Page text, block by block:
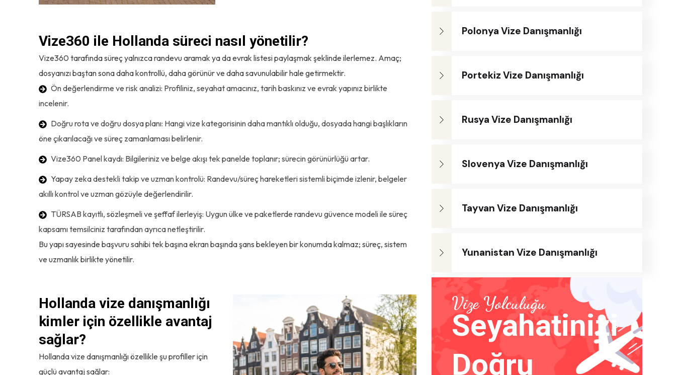
Vize360 ile Hollanda süreci nasıl yönetilir?
Vize360 tarafında süreç yalnızca randevu aramak ya da evrak listesi paylaşmak şeklinde ilerlemez. Amaç;
dosyanızı baştan sona daha kontrollü, daha görünür ve daha savunulabilir hale getirmektir.
Ön değerlendirme ve risk analizi: Profiliniz, seyahat amacınız, tarih baskınız ve evrak yapınız birlikte
incelenir.
Doğru rota ve doğru dosya planı: Hangi vize kategorisinin daha mantıklı olduğu, dosyada hangi başlıkların
öne çıkarılacağı ve süreç zamanlaması belirlenir.
Vize360 Panel kaydı: Bilgileriniz ve belge akışı tek panelde toplanır; sürecin görünürlüğü artar.
Yapay zeka destekli takip ve uzman kontrolü: Randevu/süreç hareketleri sistemli biçimde izlenir, belgeler
akıllı kontrol ve uzman gözüyle değerlendirilir.
TÜRSAB kayıtlı, sözleşmeli ve şeffaf ilerleyiş: Uygun ülke ve paketlerde randevu güvence modeli ile süreç
kapsamı temsilciniz tarafından ayrıca netleştirilir.
Bu yapı sayesinde başvuru sahibi tek başına ekran başında şans bekleyen bir konumda kalmaz; süreç, sistem
ve uzmanlık birlikte yönetilir.
Hollanda vize danışmanlığı
kimler için özellikle avantaj
sağlar?
Hollanda vize danışmanlığı özellikle şu profiller için
güçlü avantaj sağlar:
Polonya Vize Danışmanlığı
Portekiz Vize Danışmanlığı
Rusya Vize Danışmanlığı
Slovenya Vize Danışmanlığı
Tayvan Vize Danışmanlığı
Yunanistan Vize Danışmanlığı
Vize Yolculuğu
Seyahatinizi
Doğru